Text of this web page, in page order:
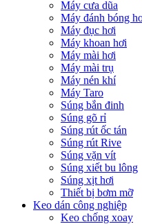
Máy cưa dũa
Máy đánh bóng
Máy đục hơi
Máy khoan hơi
Máy mài hơi
Máy mài trụ
Máy nén khí
Máy Taro
Súng bắn đinh
Súng gõ rỉ
Súng rút ốc tán
Súng rút Rive
Súng vặn vít
Súng xiết bu lông
Súng xịt hơi
Thiết bị bơm mỡ
Keo dán công nghiệp
Keo chống xoay